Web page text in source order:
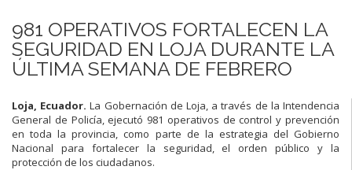
981 OPERATIVOS FORTALECEN LA
SEGURIDAD EN LOJA DURANTE LA
ÚLTIMA SEMANA DE FEBRERO
Loja, Ecuador. La Gobernación de Loja, a través de la Intendencia
General de Policía, ejecutó 981 operativos de control y prevención
en toda la provincia, como parte de la estrategia del Gobierno
Nacional para fortalecer la seguridad, el orden público y la
protección de los ciudadanos.